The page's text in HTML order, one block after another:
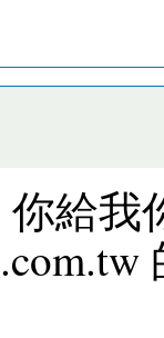
給我